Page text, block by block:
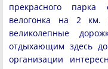
прекрасного парка
велогонка на 2 км.
великолепные
отдыхающим здесь
организации